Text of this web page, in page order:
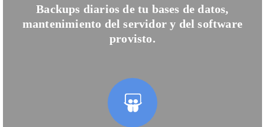
Backups diarios de tu bases de datos,
mantenimiento del servidor y del software
provisto.